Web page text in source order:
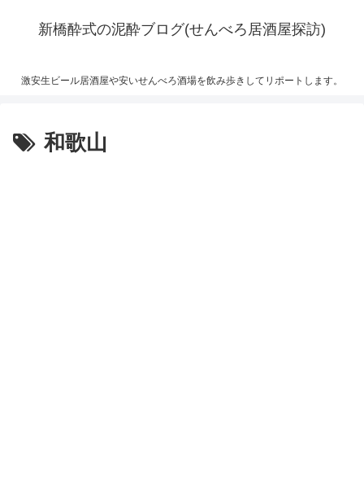
新橋酔式の泥酔ブログ(せんべろ居酒屋探訪)
激安生ビール居酒屋や安いせんべろ酒場を飲み歩きしてリポートします。
和歌山